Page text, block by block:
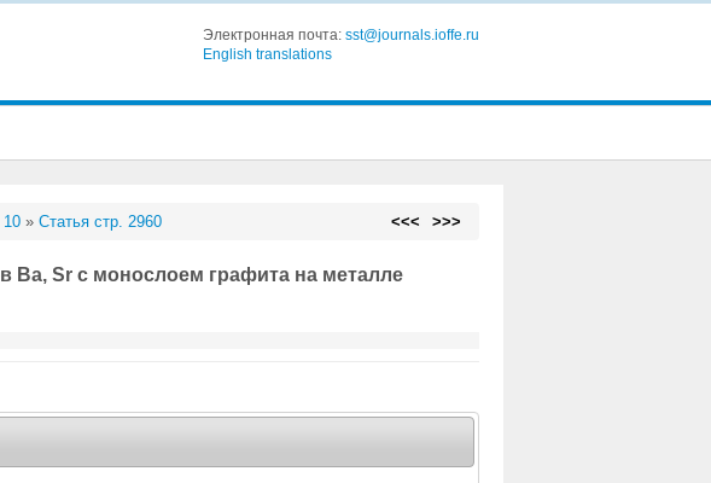
Электронная почта: sst@journals.ioffe.ru
English translations
10 »Статья стр. 2960 <<< >>>
Ba, Sr с монослоем графита на металле